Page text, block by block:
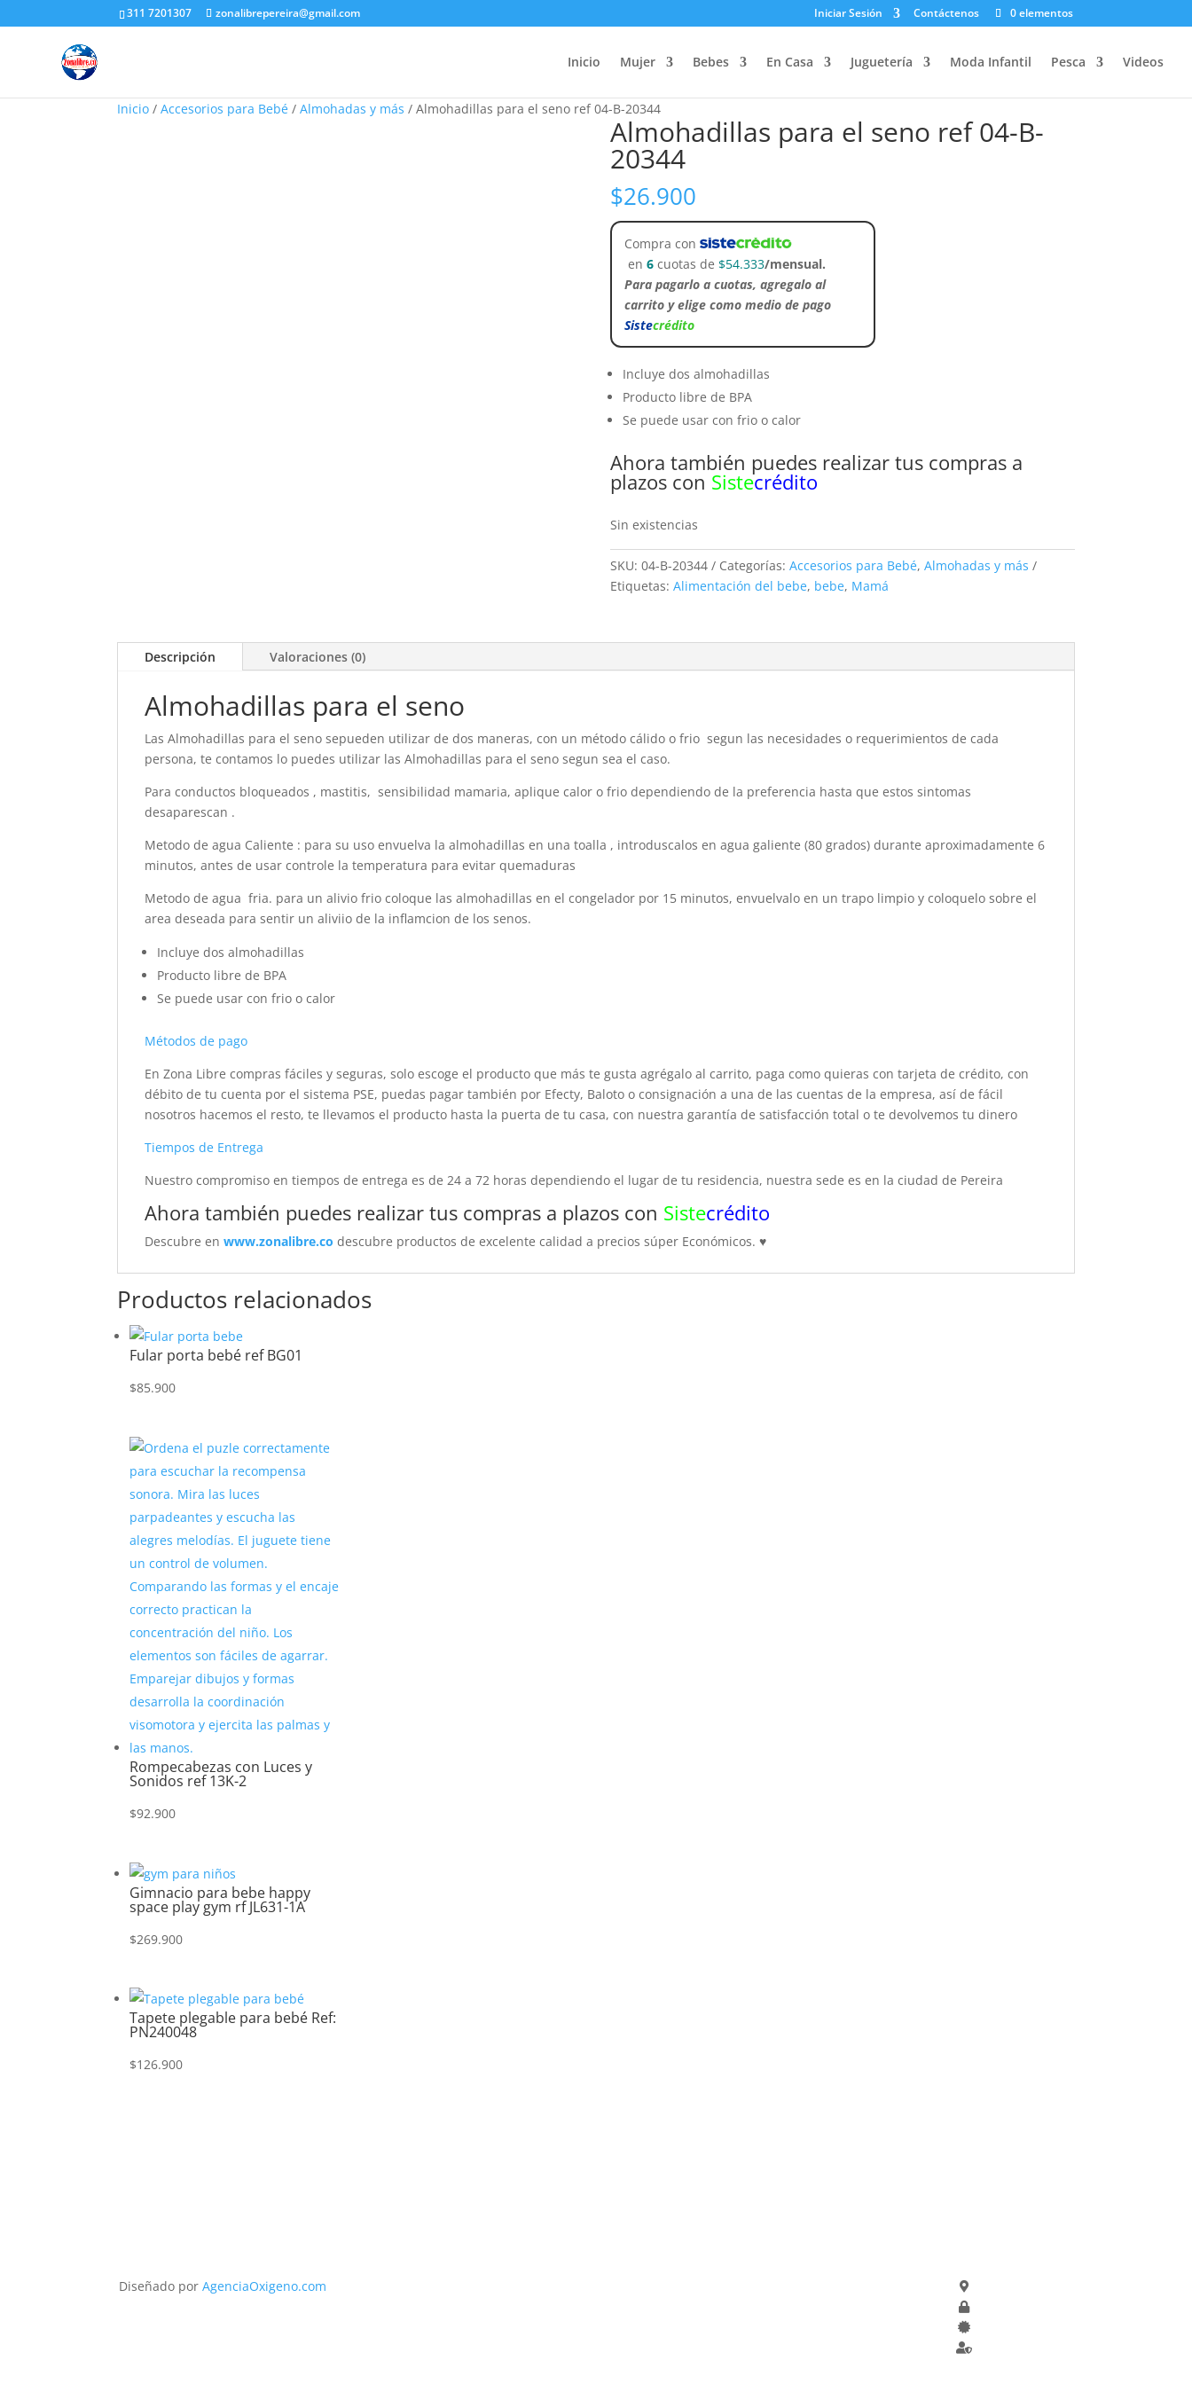
311 7201307 zonalibrepereira@gmail.com Iniciar Sesión Contáctenos 0 elementos
Inicio Mujer Bebes En Casa Juguetería Moda Infantil Pesca Videos
Inicio / Accesorios para Bebé / Almohadas y más / Almohadillas para el seno ref 04-B-20344
Almohadillas para el seno ref 04-B-
20344
$26.900
Compra con
en 6 cuotas de $54.333/mensual.
Para pagarlo a cuotas, agregalo al
carrito y elige como medio de pago
Sistecrédito
Incluye dos almohadillas
Producto libre de BPA
Se puede usar con frio o calor
Ahora también puedes realizar tus compras a
plazos con Sistecrédito
Sin existencias
SKU:04-B-20344 Categorías:Accesorios para Bebé,Almohadas y más
Etiquetas:Alimentación del bebe, bebe, Mamá
Descripción Valoraciones (0)
Almohadillas para el seno
Las Almohadillas para el seno sepueden utilizar de dos maneras, con un método cálido o frio segun las necesidades o requerimientos de cada
persona, te contamos lo puedes utilizar las Almohadillas para el seno segun sea el caso.
Para conductos bloqueados , mastitis, sensibilidad mamaria, aplique calor o frio dependiendo de la preferencia hasta que estos sintomas
desaparescan .
Metodo de agua Caliente : para su uso envuelva la almohadillas en una toalla , introduscalos en agua galiente (80 grados) durante aproximadamente 6
minutos, antes de usar controle la temperatura para evitar quemaduras
Metodo de agua fria. para un alivio frio coloque las almohadillas en el congelador por 15 minutos, envuelvalo en un trapo limpio y coloquelo sobre el
area deseada para sentir un aliviio de la inflamcion de los senos.
Incluye dos almohadillas
Producto libre de BPA
Se puede usar con frio o calor
Métodos de pago
En Zona Libre compras fáciles y seguras, solo escoge el producto que más te gusta agrégalo al carrito, paga como quieras con tarjeta de crédito, con
débito de tu cuenta por el sistema PSE, puedas pagar también por Efecty, Baloto o consignación a una de las cuentas de la empresa, así de fácil
nosotros hacemos el resto, te llevamos el producto hasta la puerta de tu casa, con nuestra garantía de satisfacción total o te devolvemos tu dinero
Tiempos de Entrega
Nuestro compromiso en tiempos de entrega es de 24 a 72 horas dependiendo el lugar de tu residencia, nuestra sede es en la ciudad de Pereira
Ahora también puedes realizar tus compras a plazos con Sistecrédito
Descubre en www.zonalibre.co descubre productos de excelente calidad a precios súper Económicos. ♥
Productos relacionados
Fular porta bebé ref BG01
$85.900
Rompecabezas con Luces y
Sonidos ref 13K-2
$92.900
Gimnacio para bebe happy
space play gym rf JL631-1A
$269.900
Tapete plegable para bebé Ref:
PN240048
$126.900
Diseñado porAgenciaOxigeno.com